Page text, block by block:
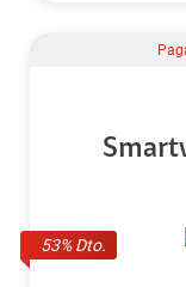
53% Dto.